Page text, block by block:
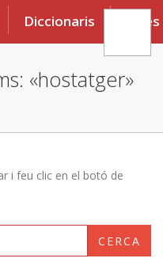
Diccionaris Eines
«hostatger»
i feu clic en el botó de
CERCA